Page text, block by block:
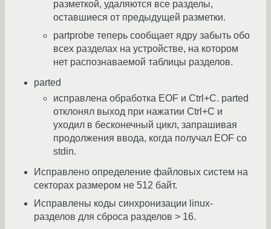
разметкой, удаляются все разделы,
оставшиеся от предыдущей разметки.
partprobe теперь сообщает ядру забыть обо
всех разделах на устройстве, на котором
нет распознаваемой таблицы разделов.
parted
исправлена обработка EOF и Ctrl+C. parted
отклонял выход при нажатии Ctrl+C и
уходил в бесконечный цикл, запрашивая
продолжения ввода, когда получал EOF со
stdin.
Исправлено определение файловых систем на
секторах размером не 512 байт.
Исправлены коды синхронизации linux-
разделов для сброса разделов > 16.